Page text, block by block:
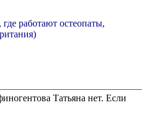
работают остеопаты,
Татьяна нет. Если